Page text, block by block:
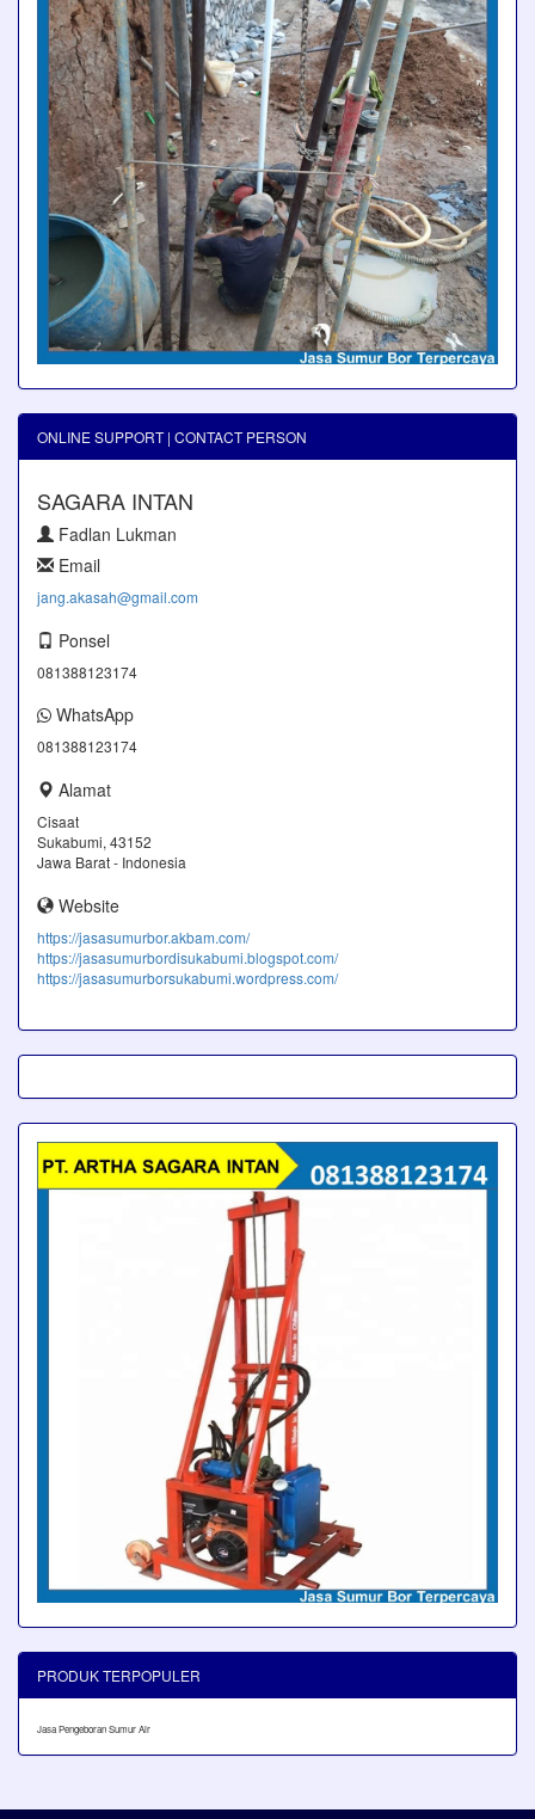
ONLINE SUPPORT | CONTACT PERSON
SAGARA INTAN
Fadlan Lukman
Email
jang.akasah@gmail.com
Ponsel
081388123174
WhatsApp
081388123174
Alamat
Cisaat
Sukabumi, 43152
Jawa Barat - Indonesia
Website
https://jasasumurbor.akbam.com/
https://jasasumurbordisukabumi.blogspot.com/
https://jasasumurborsukabumi.wordpress.com/
PRODUK TERPOPULER
Jasa Pengeboran Sumur Air